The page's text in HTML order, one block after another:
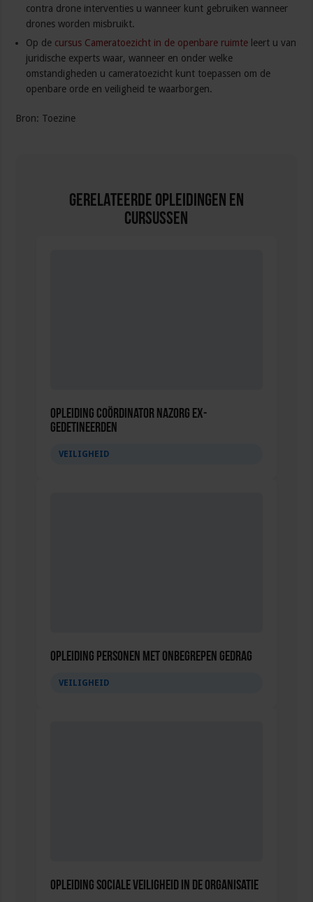
contra drone interventies u wanneer kunt gebruiken wanneer
drones worden misbruikt.
Op de cursus Cameratoezicht in de openbare ruimte leert u van
juridische experts waar, wanneer en onder welke
omstandigheden u cameratoezicht kunt toepassen om de
openbare orde en veiligheid te waarborgen.
Bron: Toezine
Gerelateerde Opleidingen en
Cursussen
Opleiding Coördinator nazorg ex-
gedetineerden
VEILIGHEID
Opleiding Personen met onbegrepen gedrag
VEILIGHEID
Opleiding Sociale Veiligheid in de Organisatie